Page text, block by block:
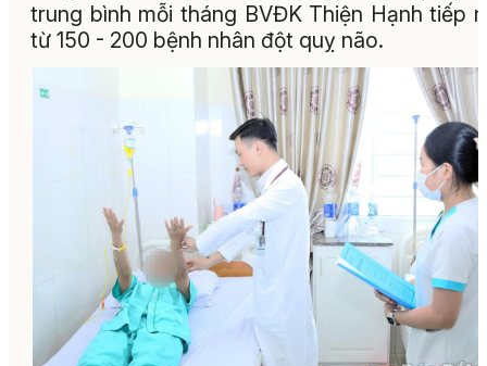
trung bình mỗi tháng BVĐK Thiện Hạnh tiếp
từ 150 - 200 bệnh nhân đột quỵ não.